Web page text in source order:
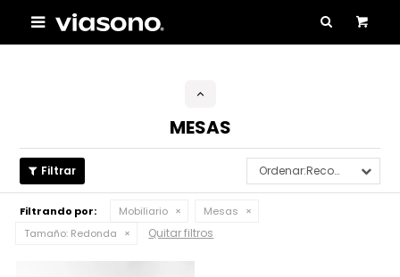

MESAS
Recomendados
Filtrando por: Mobiliario
Mesas
Tamaño: Redonda Quitar filtros